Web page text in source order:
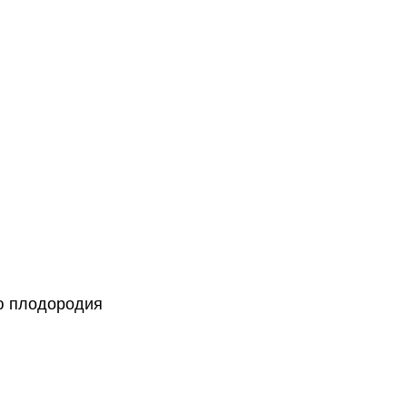
плодородия